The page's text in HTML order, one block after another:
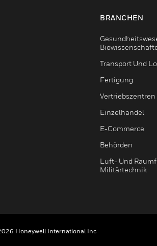
BRANCHEN
Transport Und
Fertigung
Vertriebszentren
Einzelhandel
E-Commerce
Behörden
Luft- Und
Militärtechnik
Honeywell International Inc